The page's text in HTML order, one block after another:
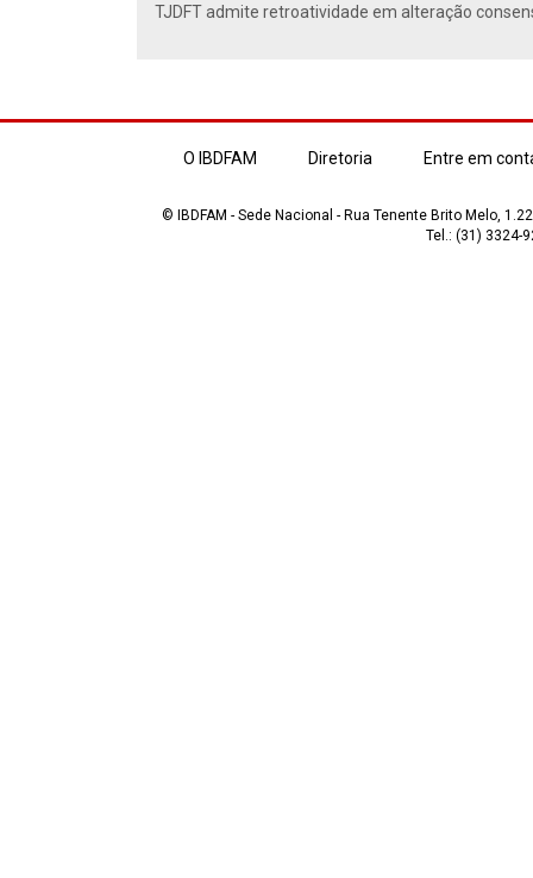
TJDFT admite retroatividade em alteração
O IBDFAM Diretoria Entre em
© IBDFAM - Sede Nacional - Rua Tenente Brito Melo,
Tel.: (31) 3324-